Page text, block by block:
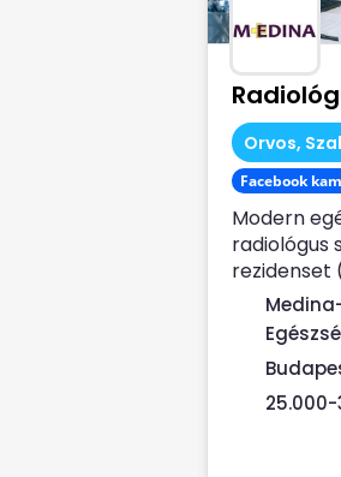
Orvos,
Facebook
Modern
radiológus
rezidenset
keres